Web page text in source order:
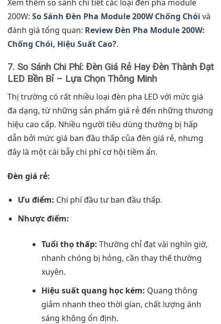
Xem thêm so sánh chi tiết các loại đèn pha module
200W: So Sánh Đèn Pha Module 200W Chống Chói và
đánh giá tổng quan: Review Đèn Pha Module 200W:
Chống Chói, Hiệu Suất Cao?.
7. So Sánh Chi Phí: Đèn Giá Rẻ Hay Đèn Thành Đạt
LED Bền Bỉ – Lựa Chọn Thông Minh
Thị trường có rất nhiều loại đèn pha LED với mức giá
đa dạng, từ những sản phẩm giá rẻ đến những thương
hiệu cao cấp. Nhiều người tiêu dùng thường bị hấp
dẫn bởi mức giá ban đầu thấp của đèn giá rẻ, nhưng
đây là một cái bẫy chi phí cơ hội tiềm ẩn.
Đèn giá rẻ:
Ưu điểm: Chi phí đầu tư ban đầu thấp.
Nhược điểm:
Tuổi thọ thấp: Thường chỉ đạt vài nghìn giờ,
nhanh chóng bị hỏng, cần thay thế thường
xuyên.
Hiệu suất quang học kém: Quang thông
giảm nhanh theo thời gian, chất lượng ánh
sáng không ổn định.